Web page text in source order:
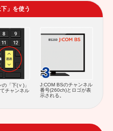
下」を使う
の「下(
)」
チャンネル
J:COM BSのチャンネル
番号(260ch)とロゴが表
示される。